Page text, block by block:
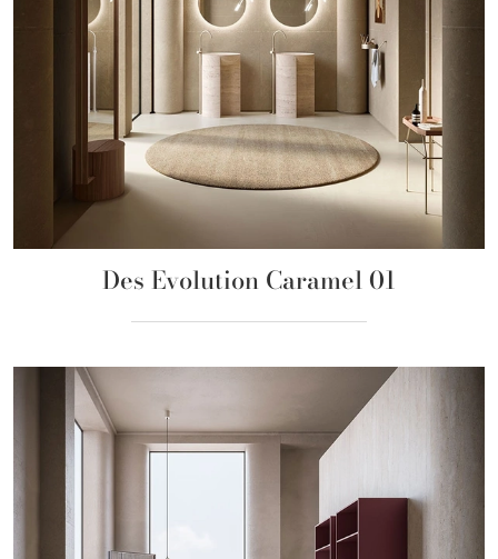
Des Evolution Caramel 01